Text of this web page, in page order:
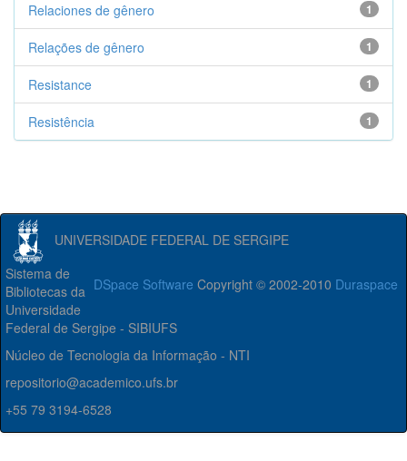
1
Relaciones de gênero
1
Relações de gênero
1
Resistance
1
Resistência
UNIVERSIDADE FEDERAL DE SERGIPE
DSpace Software Copyright © 2002-2010 Duraspace
Sistema de
Bibliotecas da
Universidade
Federal de Sergipe - SIBIUFS
Núcleo de Tecnologia da Informação - NTI
repositorio@academico.ufs.br
+55 79 3194-6528